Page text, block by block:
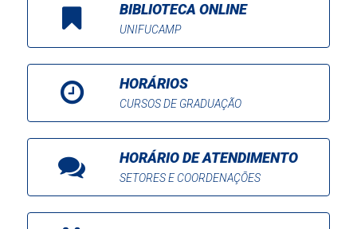
BIBLIOTECA ONLINE
UNIFUCAMP
HORÁRIOS
CURSOS DE GRADUAÇÃO
HORÁRIO DE ATENDIMENTO
SETORES E COORDENAÇÕES